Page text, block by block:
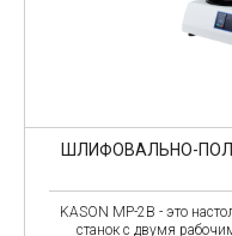
ШЛИФОВАЛЬНО-
KASON MP-2B - это
станок с двумя